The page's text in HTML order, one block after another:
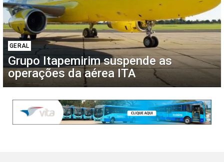
GERAL
Grupo Itapemirim suspende as
operações da aérea ITA